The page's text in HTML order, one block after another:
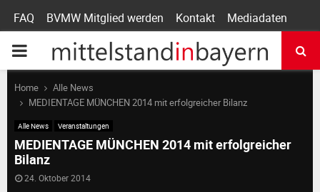
FAQ BVMW Mitglied werden Kontakt Mediadaten
P
R
M
Home
Alle News
MEDIENTAGE MÜNCHEN 2014 mit erfolgreicher Bilanz
Alle News Veranstaltungen
MEDIENTAGE MÜNCHEN 2014 mit erfolgreicher
Bilanz
24. Oktober 2014